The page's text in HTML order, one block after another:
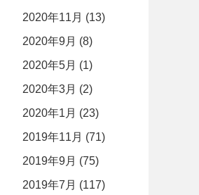
2020年11月 (13)
2020年9月 (8)
2020年5月 (1)
2020年3月 (2)
2020年1月 (23)
2019年11月 (71)
2019年9月 (75)
2019年7月 (117)